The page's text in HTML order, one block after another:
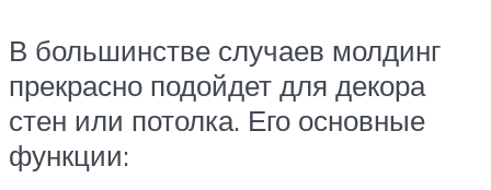
В большинстве случаев молдинг
прекрасно подойдет для декора
стен или потолка. Его основные
функции: